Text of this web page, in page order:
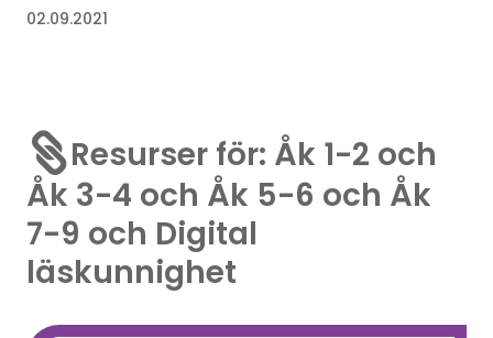
02.09.2021
Resurser för: Åk 1-2 och
Åk 3-4 och Åk 5-6 och Åk
7-9 och Digital
läskunnighet